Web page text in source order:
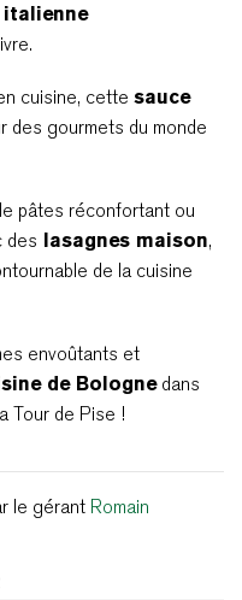
italienne
cuisine, cette sauce
gourmets du monde
pâtes réconfortant ou
des lasagnes maison,
de la cuisine
envoûtants et
de Bolognedans
Tour de Pise !
le gérant Romain